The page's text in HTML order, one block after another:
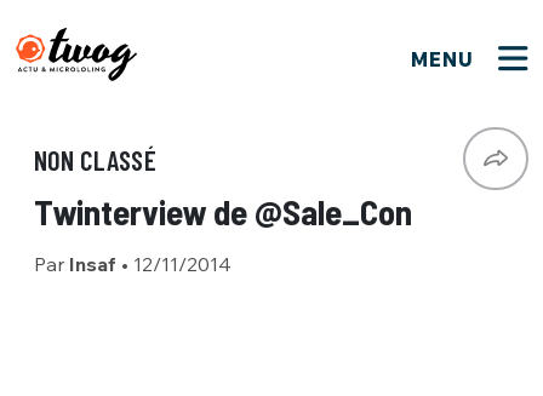
MENU
NON CLASSÉ
Twinterview de @Sale_Con
Par Insaf • 12/11/2014
Bienvenue !
PSEUDO*
Connexion
Que souhaitez-vous proposer ?
Quelques tweets